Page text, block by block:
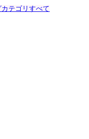
テゴリすべて